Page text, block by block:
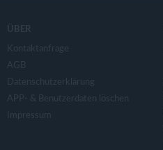
ÜBER
Kontaktanfrage
AGB
Datenschutzerklärung
APP- & Benutzerdaten löschen
Impressum